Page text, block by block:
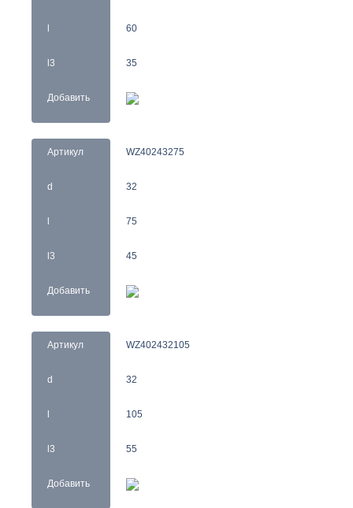
l3
Добавить
60
35
Артикул
d
l3
Добавить
WZ40243275
32
75
45
Артикул
d
l3
Добавить
WZ402432105
32
105
55